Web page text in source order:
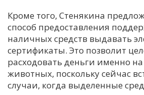
Кроме того, Стенякина
способ предоставления
наличных средств выдавать
сертификаты. Это позволит
расходовать деньги именно
животных, поскольку сейчас
случаи, когда выделенные